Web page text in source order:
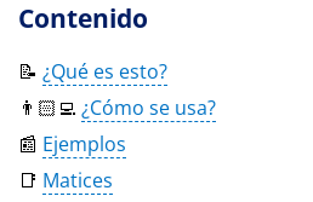
Contenido
📝 ¿Qué es esto?
👨🏻‍💻 ¿Cómo se usa?
📰 Ejemplos
📑 Matices